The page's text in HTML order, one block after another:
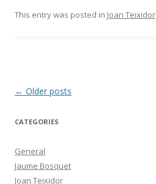
e
k
itt m
This entry was posted in Joan Teixidor
Post
← Older posts
CATEGORIES
General
Jaume Bosquet
Joan Teixidor